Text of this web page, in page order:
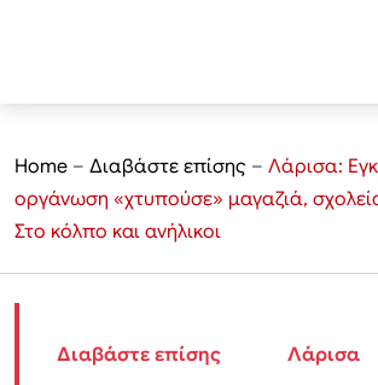
Home – Διαβάστε επίσης – Λάρισα:
οργάνωση «χτυπούσε» μαγαζιά,
Στο κόλπο και ανήλικοι
Διαβάστε επίσης Λάρισα